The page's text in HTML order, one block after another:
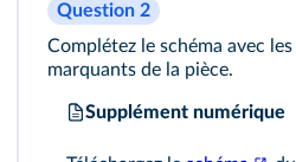
Question 2
Complétez le schéma avec
marquants de la pièce.
Supplément numérique